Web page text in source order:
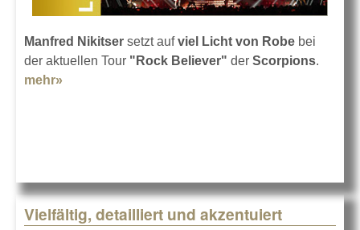
Manfred Nikitser setzt aufviel Licht von Robe bei
der aktuellen Tour "Rock Believer" der Scorpions.
mehr»
Vielfältig, detailliert und akzentuiert